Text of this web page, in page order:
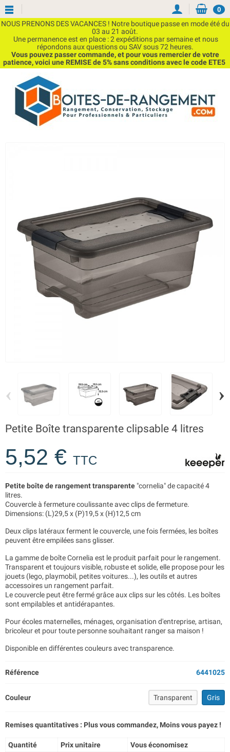
NOUS PRENONS DES VACANCES ! Notre boutique passe en mode été du
03 au 21 août.
Une permanence est en place : 2 expéditions par semaine et nous
répondons aux questions ou SAV sous 72 heures.
Vous pouvez passer commande, et pour vous remercier de votre
patience, voici une REMISE de 5% sans conditions avec le code ETE5
0
‹ ›
Petite Boîte transparente clipsable 4 litres
5,52 € TTC
Petite boîte de rangement transparente "cornelia" de capacité 4
litres.
Couvercle à fermeture coulissante avec clips de fermeture.
Dimensions: (L)29,5 x (P)19,5 x (H)12,5 cm
Deux clips latéraux ferment le couvercle, une fois fermées, les boîtes
peuvent être empilées sans glisser.
La gamme de boîte Cornelia est le produit parfait pour le rangement.
Transparent et toujours visible, robuste et solide, elle propose pour les
jouets (lego, playmobil, petites voitures...), les outils et autres
accessoires un rangement parfait.
Le couvercle peut être fermé grâce aux clips sur les côtés. Les boîtes
sont empilables et antidérapantes.
Pour écoles maternelles, ménages, organisation d'entreprise, artisan,
bricoleur et pour toute personne souhaitant ranger sa maison !
Disponible en différentes couleurs avec transparence.
Référence 6441025
Couleur Transparent Gris
Remises quantitatives : Plus vous commandez, Moins vous payez !
Quantité Prix unitaire
Vous économisez